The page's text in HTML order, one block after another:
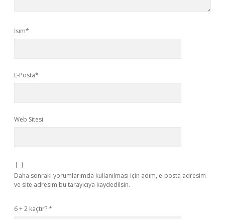
İsim*
E-Posta*
Web Sitesi
Daha sonraki yorumlarımda kullanılması için adım, e-posta adresim
ve site adresim bu tarayıcıya kaydedilsin.
6 + 2 kaçtır?*